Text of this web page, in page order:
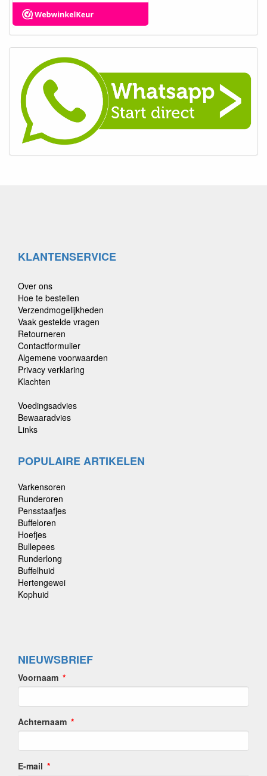
KLANTENSERVICE
Over ons
Hoe te bestellen
Verzendmogelijkheden
Vaak gestelde vragen
Retourneren
Contactformulier
Algemene voorwaarden
Privacy verklaring
Klachten
Voedingsadvies
Bewaaradvies
Links
POPULAIRE ARTIKELEN
Varkensoren
Runderoren
Pensstaafjes
Buffeloren
Hoefjes
Bullepees
Runderlong
Buffelhuid
Hertengewei
Kophuid
NIEUWSBRIEF
Voornaam
Achternaam
E-mail